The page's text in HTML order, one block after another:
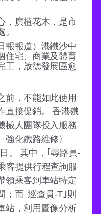
，廣植花木，是市
報報道）港鐵沙中
住宅、商業及體育
工，啟德發展區愈
前，不能如此使用
直接促銷。 香港鐵
械人團隊投入服務
化鐵路維修〉
。 其中，｢尋路員-
客提供行程查詢服
領乘客到車站特定
；而｢巡查員-T｣則
站，利用圖像分析